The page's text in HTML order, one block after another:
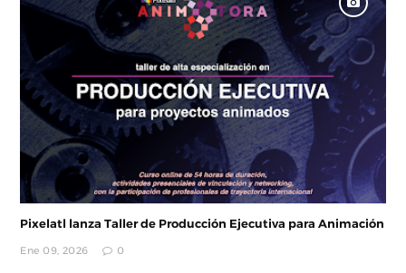
Pixelatl lanza Taller de Producción Ejecutiva para Animación
Ene 09, 2026 0